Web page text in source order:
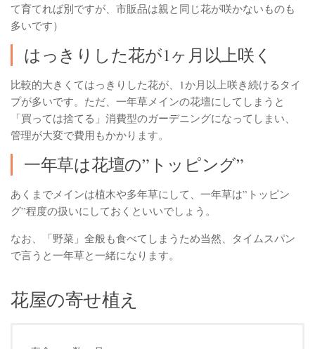
て育てれば別ですが、市販品は親と同じ花が咲かないものも
多いです）
はっきりした花が1ヶ月以上咲く
比較的大きくてはっきりした花が、1か月以上咲き続けるタイ
プが多いです。ただ、一年草メインの花壇にしてしまうと
「買っては捨てる」消費型のガーデニングになってしまい、
管理が大変で費用もかかります。
一年草は花壇の”トッピング”
あくまでメインは植木や多年草にして、一年草は”トッピン
グ”程度の扱いにしておくといいでしょう。
なお、「野菜」全般も食べてしまうため当然、タイムスパン
で言うと一年草と一緒になります。
花屋の寄せ植え